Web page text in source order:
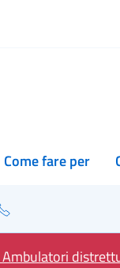
Come fare per
Ambulatori